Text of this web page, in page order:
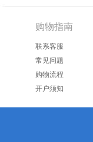
购物指南
联系客服
常见问题
购物流程
开户须知